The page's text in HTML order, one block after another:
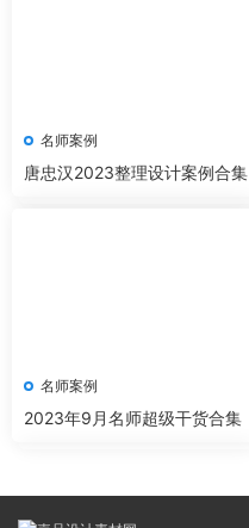
名师案例
唐忠汉2023整理设计案例合集
名师案例
2023年9月名师超级干货合集